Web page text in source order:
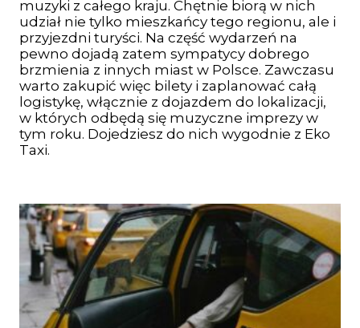
muzyki z całego kraju. Chętnie biorą w nich
udział nie tylko mieszkańcy tego regionu, ale i
przyjezdni turyści. Na część wydarzeń na
pewno dojadą zatem sympatycy dobrego
brzmienia z innych miast w Polsce. Zawczasu
warto zakupić więc bilety i zaplanować całą
logistykę, włącznie z dojazdem do lokalizacji,
w których odbędą się muzyczne imprezy w
tym roku. Dojedziesz do nich wygodnie z Eko
Taxi.